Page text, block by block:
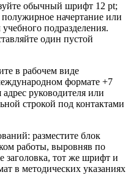
обычный шрифт 12 pt;
начертание или
подразделения.
один пустой
в рабочем виде
формате +7
руководителя или
строкой под контактами
разместите блок
работы, выровняв по
заголовка, тот же шрифт и
в методических указаниях